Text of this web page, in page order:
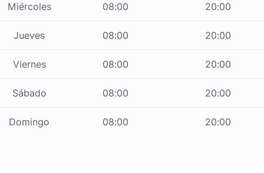
Miércoles 08:00 20:00
Jueves 08:00 20:00
Viernes 08:00 20:00
Sábado 08:00 20:00
Domingo 08:00 20:00